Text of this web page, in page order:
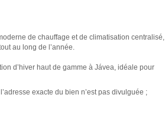
de chauffage et de climatisation centralisé,
au long de l’année.
d’hiver haut de gamme à Jávea, idéale pour
exacte du bien n’est pas divulguée ;